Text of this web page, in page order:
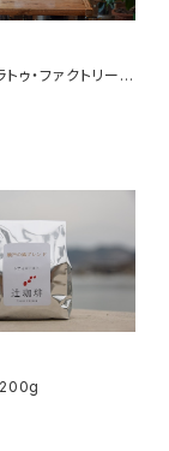
ゥ・ファクトリー
スト）200g